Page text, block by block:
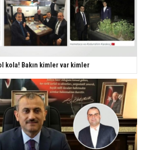
kola! Bakın kimler var kimler